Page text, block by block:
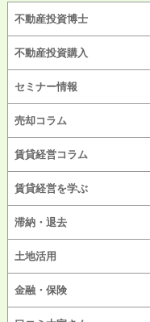
不動産投資博士
不動産投資購入
セミナー情報
売却コラム
賃貸経営コラム
賃貸経営を学ぶ
滞納・退去
土地活用
金融・保険